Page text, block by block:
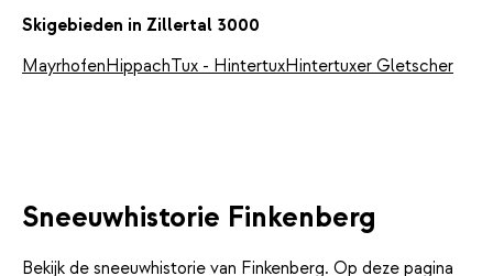
Skigebieden in Zillertal 3000
MayrhofenHippachTux - HintertuxHintertuxer Gletscher
Sneeuwhistorie Finkenberg
Bekijk de sneeuwhistorie van Finkenberg. Op deze pagina